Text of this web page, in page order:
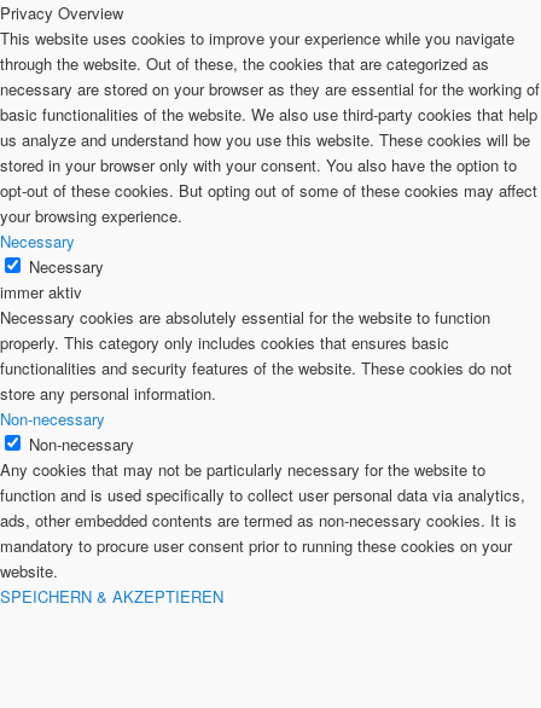
Privacy Overview
This website uses cookies to improve your experience while you navigate
through the website. Out of these, the cookies that are categorized as
necessary are stored on your browser as they are essential for the working of
basic functionalities of the website. We also use third-party cookies that help
us analyze and understand how you use this website. These cookies will be
stored in your browser only with your consent. You also have the option to
opt-out of these cookies. But opting out of some of these cookies may affect
your browsing experience.
Necessary
Necessary
immer aktiv
Necessary cookies are absolutely essential for the website to function
properly. This category only includes cookies that ensures basic
functionalities and security features of the website. These cookies do not
store any personal information.
Non-necessary
Non-necessary
Any cookies that may not be particularly necessary for the website to
function and is used specifically to collect user personal data via analytics,
ads, other embedded contents are termed as non-necessary cookies. It is
mandatory to procure user consent prior to running these cookies on your
website.
SPEICHERN & AKZEPTIEREN